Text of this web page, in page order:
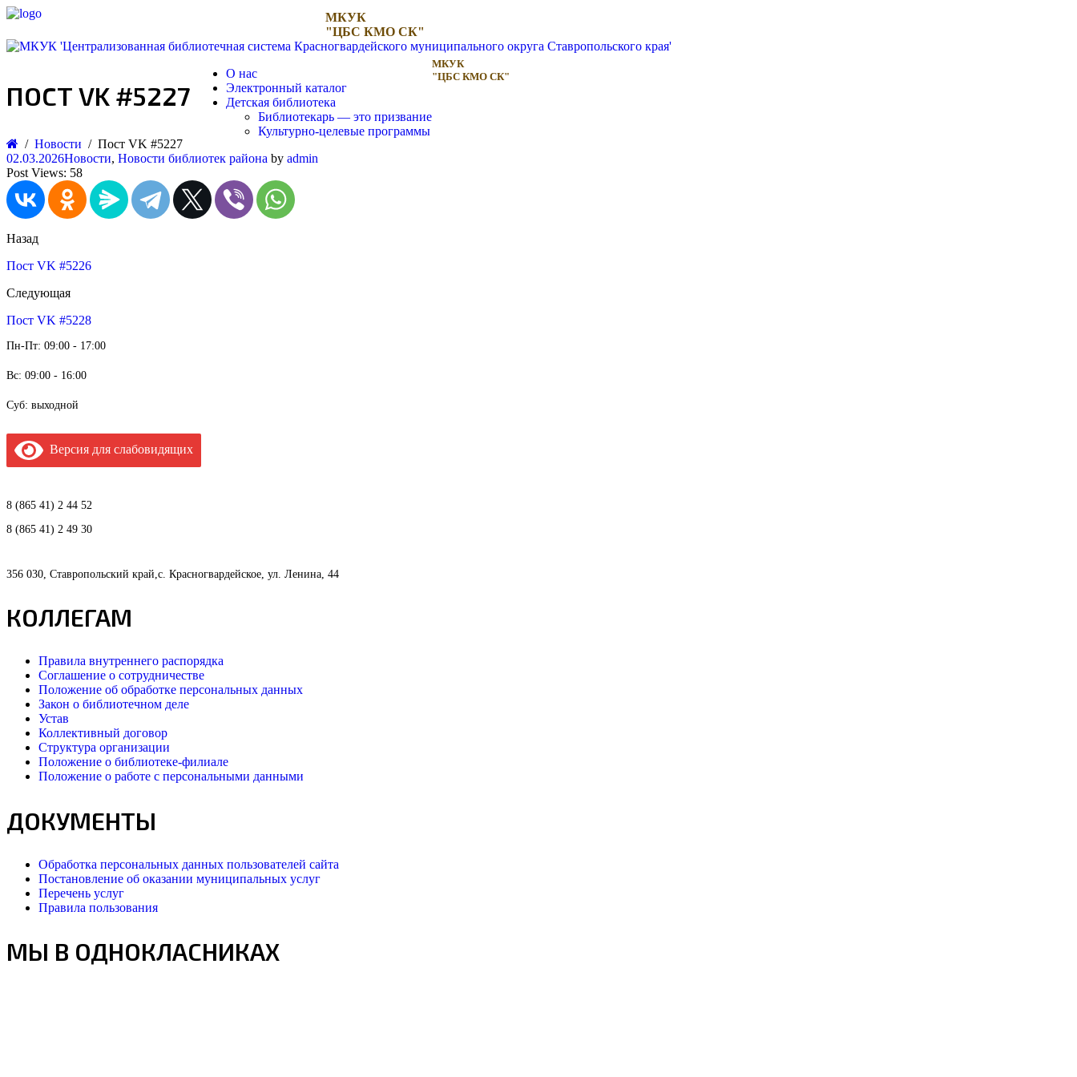
МКУК
"ЦБС КМО СК"
МКУК
"ЦБС КМО СК"
О нас
Электронный каталог
Детская библиотека
Библиотекарь — это призвание
Культурно-целевые программы
ПОСТ VK #5227
Новости
Пост VK #5227
02.03.2026Новости, Новости библиотек района by admin
Post Views: 58
Назад
Пост VK #5226
Следующая
Пост VK #5228
Пн-Пт: 09:00 - 17:00
Вс: 09:00 - 16:00
Суб: выходной
Версия для слабовидящих
8 (865 41) 2 44 52
8 (865 41) 2 49 30
356 030, Ставропольский край,с. Красногвардейское, ул. Ленина, 44
КОЛЛЕГАМ
Правила внутреннего распорядка
Соглашение о сотрудничестве
Положение об обработке персональных данных
Закон о библиотечном деле
Устав
Коллективный договор
Структура организации
Положение о библиотеке-филиале
Положение о работе с персональными данными
ДОКУМЕНТЫ
Обработка персональных данных пользователей сайта
Постановление об оказании муниципальных услуг
Перечень услуг
Правила пользования
МЫ В ОДНОКЛАСНИКАХ